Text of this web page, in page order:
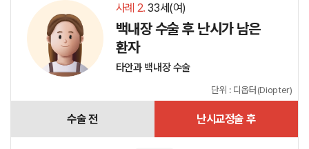
사례 2. 33세(여)
백내장 수술 후 난시가 남은
환자
타안과 백내장 수술
단위 : 디옵터(Diopter)
수술 전 난시교정술 후